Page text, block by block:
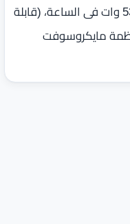
SSD ، و بطارية ليثيوم آيون 6‎ خلايا، 53 وات فى الساعة، ‏(‏قابلة
مايكروسوفت